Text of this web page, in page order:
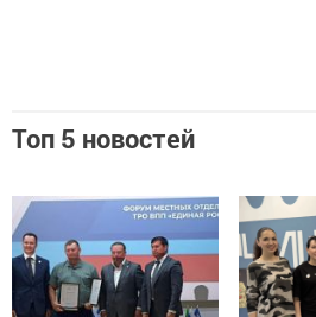
Топ 5 новостей